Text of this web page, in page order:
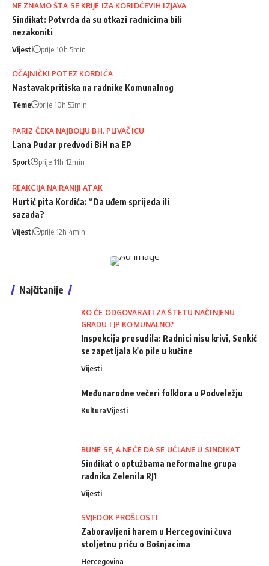
NE ZNAMO ŠTA SE KRIJE IZA KORIDĆEVIH IZJAVA
Sindikat: Potvrda da su otkazi radnicima bili
nezakoniti
Vijesti prije 10h 5min
OČAJNIČKI POTEZ KORDIĆA
Nastavak pritiska na radnike Komunalnog
Teme prije 10h 53min
PARIZ ČEKA NAJBOLJU BH. PLIVAČICU
Lana Pudar predvodi BiH na EP
Sport prije 11h 12min
REAKCIJA NA RANIJI ATAK
Hurtić pita Kordića: “Da uđem sprijeda ili
sazada?
Vijesti prije 12h 4min
Najčitanije
KO ĆE ODGOVARATI ZA ŠTETU NAČINJENU
GRADU I JP KOMUNALNO?
Inspekcija presudila: Radnici nisu krivi, Senkić
se zapetljala k'o pile u kučine
Vijesti
Međunarodne večeri folklora u Podveležju
KulturaVijesti
BUNE SE, A NEĆE DA SE UČLANE U SINDIKAT
Sindikat o optužbama neformalne grupa
radnika Zelenila RJ1
Vijesti
SVJEDOK PROŠLOSTI
Zaboravljeni harem u Hercegovini čuva
stoljetnu priču o Bošnjacima
Hercegovina